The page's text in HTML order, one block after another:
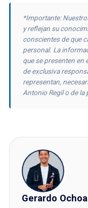
*Importante:
y reflejan su
conscientes de que
personal. La
que se presenten en
de exclusiva
representan,
Antonio Regil o de
Gerardo Ochoa